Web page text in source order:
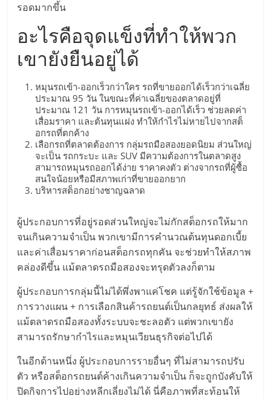
รอดมากขึ้น
อะไรคือจุดแข็งที่ทำให้พวก
เขายังยืนอยู่ได้
หมุนรถเข้า-ออกเร็วกว่าใคร รถที่ขายออกได้เร็วกว่าเฉลี่ย
ประมาณ 95 วัน ในขณะที่ค่าเฉลี่ยของตลาดอยู่ที่
ประมาณ 121 วัน การหมุนรถเข้า-ออกได้เร็ว ช่วยลดค่า
เสื่อมราคา และต้นทุนแฝง ทำให้กำไรไม่หายไปจากสต็
อกรถที่ตกค้าง
เลือกรถที่ตลาดต้องการ กลุ่มรถมือสองยอดนิยม ส่วนใหญ่
จะเป็น รถกระบะ และ SUV มีความต้องการในตลาดสูง
สามารถหมุนรถออกได้ง่าย ราคาคงตัว ต่างจากรถที่ผู้ซื้อ
สนใจน้อยหรือมีสภาพเก่าที่ขายออกยาก
บริหารสต็อกอย่างชาญฉลาด
ผู้ประกอบการที่อยู่รอดส่วนใหญ่จะไม่กักสต็อกรถให้มาก
จนเกินความจำเป็น พวกเขามีการคำนวณต้นทุนดอกเบี้ย
และค่าเสื่อมราคาก่อนสต็อกรถทุกคัน จะช่วยทำให้สภาพ
คล่องดีขึ้น แม้ตลาดรถมือสองจะทรุดตัวลงก็ตาม
ผู้ประกอบการกลุ่มนี้ไม่ได้พึ่งพาแค่โชค แต่รู้จักใช้ข้อมูล +
การวางแผน + การเลือกสินค้ารถยนต์เป็นกลยุทธ์ ส่งผลให้
แม้ตลาดรถมือสองทั้งระบบจะชะลอตัว แต่พวกเขายัง
สามารถรักษากำไรและหมุนเวียนธุรกิจต่อไปได้
ในอีกด้านหนึ่ง ผู้ประกอบการรายอื่นๆ ที่ไม่สามารถปรับ
ตัว หรือสต็อกรถยนต์ค้างเกินความจำเป็น ก็จะถูกบังคับให้
ปิดกิจการไปอย่างหลีกเลี่ยงไม่ได้ นี่คือภาพที่สะท้อนให้